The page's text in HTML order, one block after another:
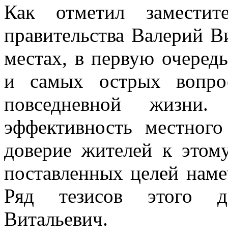
Как отметил
правительства Валерий
местах, в первую
и самых острых
повседневной
эффективность
доверие жителей к
поставленных целей
Ряд тезисов этого
Витальевич.